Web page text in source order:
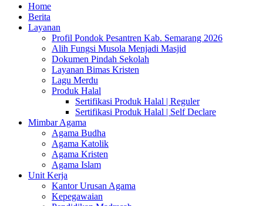
Home
Berita
Layanan
Profil Pondok Pesantren Kab. Semarang 2026
Alih Fungsi Musola Menjadi Masjid
Dokumen Pindah Sekolah
Layanan Bimas Kristen
Lagu Merdu
Produk Halal
Sertifikasi Produk Halal | Reguler
Sertifikasi Produk Halal | Self Declare
Mimbar Agama
Agama Budha
Agama Katolik
Agama Kristen
Agama Islam
Unit Kerja
Kantor Urusan Agama
Kepegawaian